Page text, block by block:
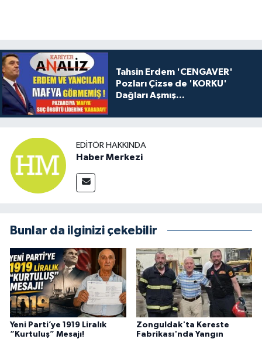
Tahsin Erdem 'CENGAVER'
Pozları Çizse de 'KORKU'
Dağları Aşmış...
EDITÖR HAKKINDA
Haber Merkezi
Bunlar da ilginizi çekebilir
Yeni Parti’ye 1919 Liralık
“Kurtuluş” Mesajı!
Zonguldak'ta Kereste
Fabrikası'nda Yangın